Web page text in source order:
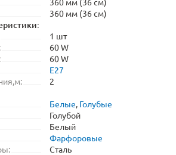
360 мм (36 см)
1 шт
60 W
60 W
E27
2
Белые, Голубые
Голубой
Белый
Фарфоровые
Сталь